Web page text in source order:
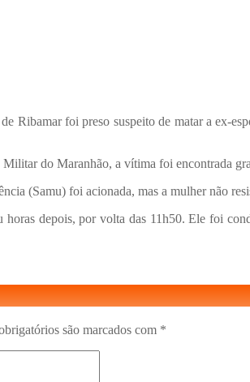
Ribamar foi preso suspeito de matar a ex-
do Maranhão, a vítima foi encontrada
(Samu) foi acionada, mas a mulher não
depois, por volta das 11h50. Ele foi
são marcados com *